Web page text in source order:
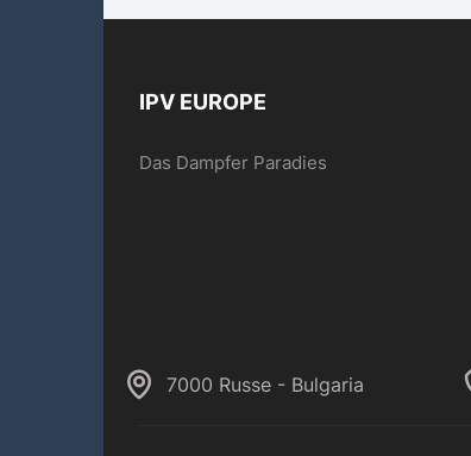
IPV EUROPE
Das Dampfer Paradies
7000 Russe - Bulgaria